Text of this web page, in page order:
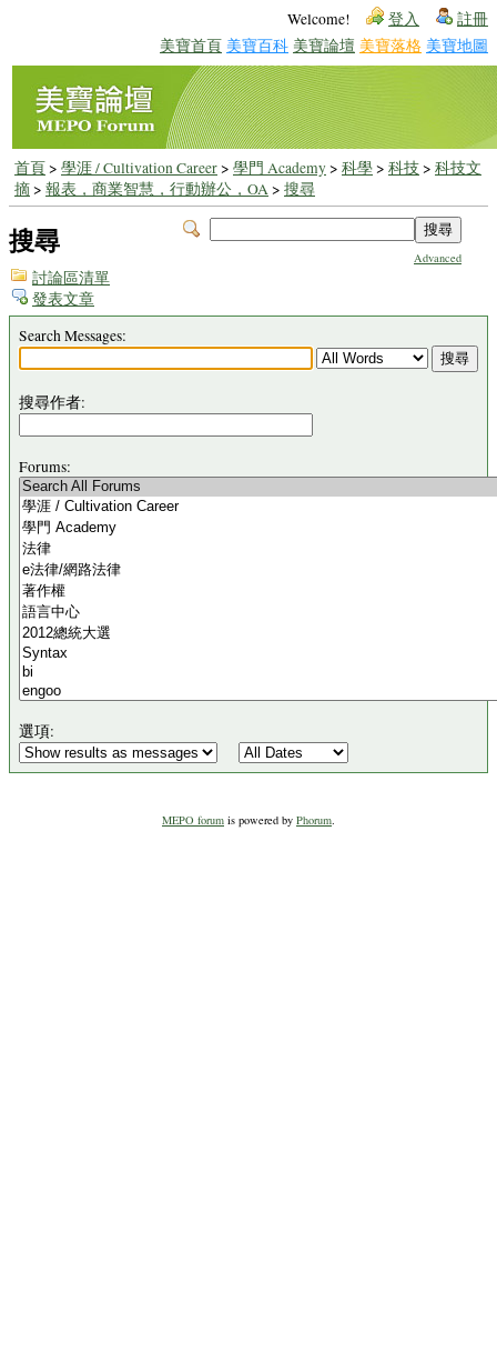
Welcome! 登入 註冊
美寶首頁 美寶百科 美寶論壇 美寶落格 美寶地圖
首頁> 學涯 / Cultivation Career> 學門 Academy> 科學> 科技> 科技文
摘> 報表，商業智慧，行動辦公，OA> 搜尋
Advanced
搜尋
討論區清單
發表文章
Search Messages:
搜尋作者:
Forums:
選項:
MEPO forum is powered by Phorum.